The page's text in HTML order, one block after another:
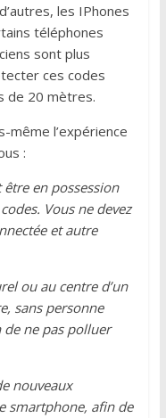
les IPhones
téléphones
sont plus
ces codes
de 20 mètres.
même l’expérience
:
être en possession
Vous ne devez
et autre
ou au centre d’un
sans personne
ne pas polluer
nouveaux
smartphone, afin de